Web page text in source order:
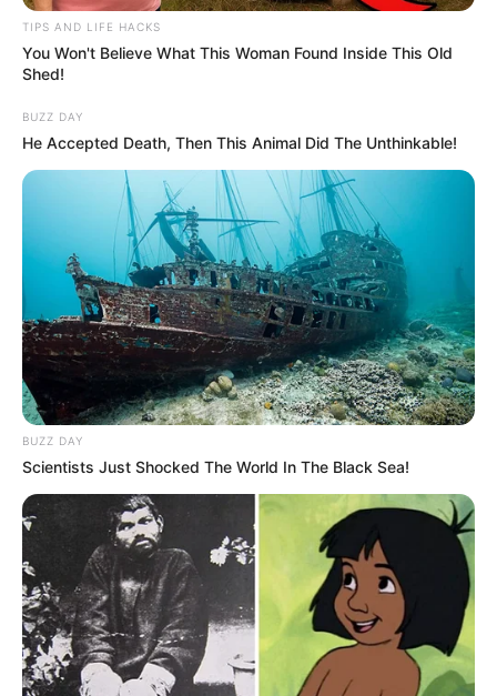
TIPS AND LIFE HACKS
You Won't Believe What This Woman Found Inside This Old
Shed!
BUZZ DAY
He Accepted Death, Then This Animal Did The Unthinkable!
BUZZ DAY
Scientists Just Shocked The World In The Black Sea!